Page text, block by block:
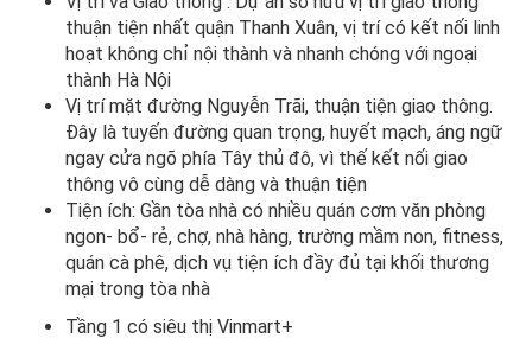
thuận tiện nhất quận Thanh Xuân, vị trí có kết nối linh
hoạt không chỉ nội thành và nhanh chóng với ngoại
thành Hà Nội
Vị trí mặt đường Nguyễn Trãi, thuận tiện giao thông.
Đây là tuyến đường quan trọng, huyết mạch, áng ngữ
ngay cửa ngõ phía Tây thủ đô, vì thế kết nối giao
thông vô cùng dễ dàng và thuận tiện
Tiện ích: Gần tòa nhà có nhiều quán cơm văn phòng
ngon- bổ- rẻ, chợ, nhà hàng, trường mầm non, fitness,
quán cà phê, dịch vụ tiện ích đầy đủ tại khối thương
mại trong tòa nhà
Tầng 1 có siêu thị Vinmart+